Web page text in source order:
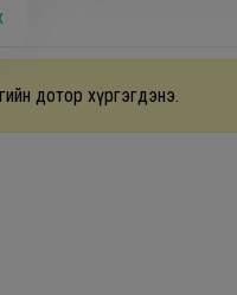
дотор хүргэгдэнэ.